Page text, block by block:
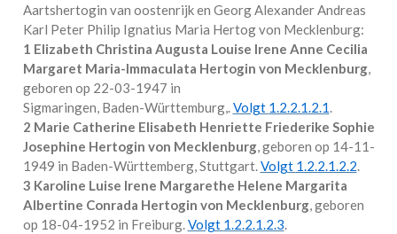
Aartshertogin van oostenrijk en Georg Alexander Andreas
Karl Peter Philip Ignatius Maria Hertog von Mecklenburg:
1 Elizabeth Christina Augusta Louise Irene Anne Cecilia
Margaret Maria-Immaculata Hertogin von Mecklenburg,
geboren op 22-03-1947 in
Sigmaringen, Baden-Württemburg,.Volgt 1.2.2.1.2.1.
2 Marie Catherine Elisabeth Henriette Friederike Sophie
Josephine Hertogin von Mecklenburg, geboren op 14-11-
1949 in Baden-Württemberg, Stuttgart.Volgt 1.2.2.1.2.2.
3 Karoline Luise Irene Margarethe Helene Margarita
Albertine Conrada Hertogin von Mecklenburg, geboren
op 18-04-1952 in Freiburg.Volgt 1.2.2.1.2.3.